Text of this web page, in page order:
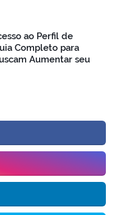
ao Perfil de
Completo para
Aumentar seu